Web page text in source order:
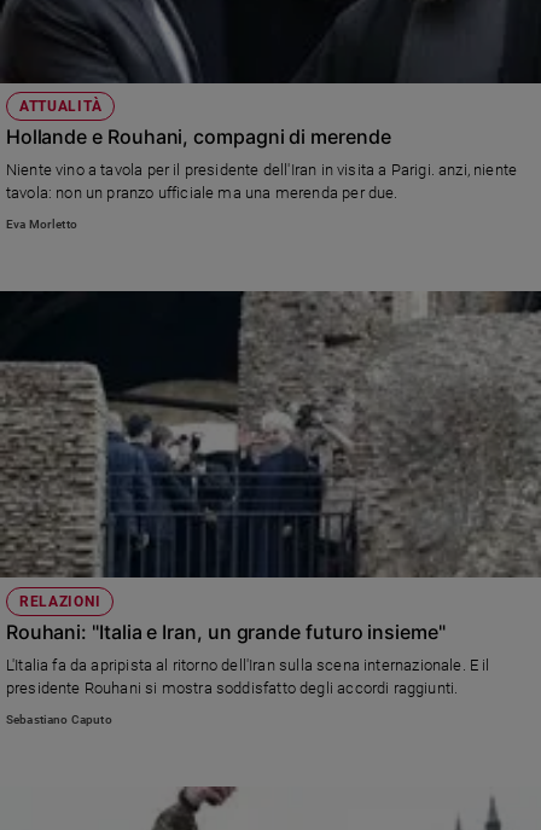
ATTUALITÀ
Hollande e Rouhani, compagni di merende
Niente vino a tavola per il presidente dell'Iran in visita a Parigi. anzi, niente
tavola: non un pranzo ufficiale ma una merenda per due.
Eva Morletto
RELAZIONI
Rouhani: "Italia e Iran, un grande futuro insieme"
L'Italia fa da apripista al ritorno dell'Iran sulla scena internazionale. E il
presidente Rouhani si mostra soddisfatto degli accordi raggiunti.
Sebastiano Caputo